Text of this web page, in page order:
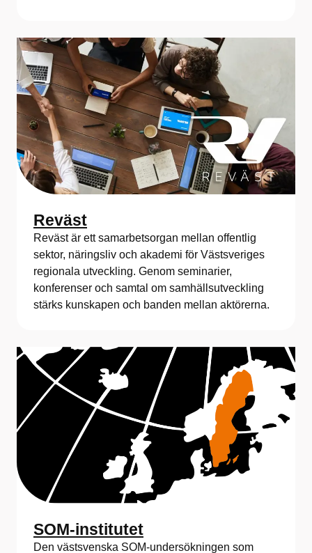
Reväst
Reväst är ett samarbetsorgan mellan offentlig
sektor, näringsliv och akademi för Västsveriges
regionala utveckling. Genom seminarier,
konferenser och samtal om samhällsutveckling
stärks kunskapen och banden mellan aktörerna.
SOM-institutet
Den västsvenska SOM-undersökningen som